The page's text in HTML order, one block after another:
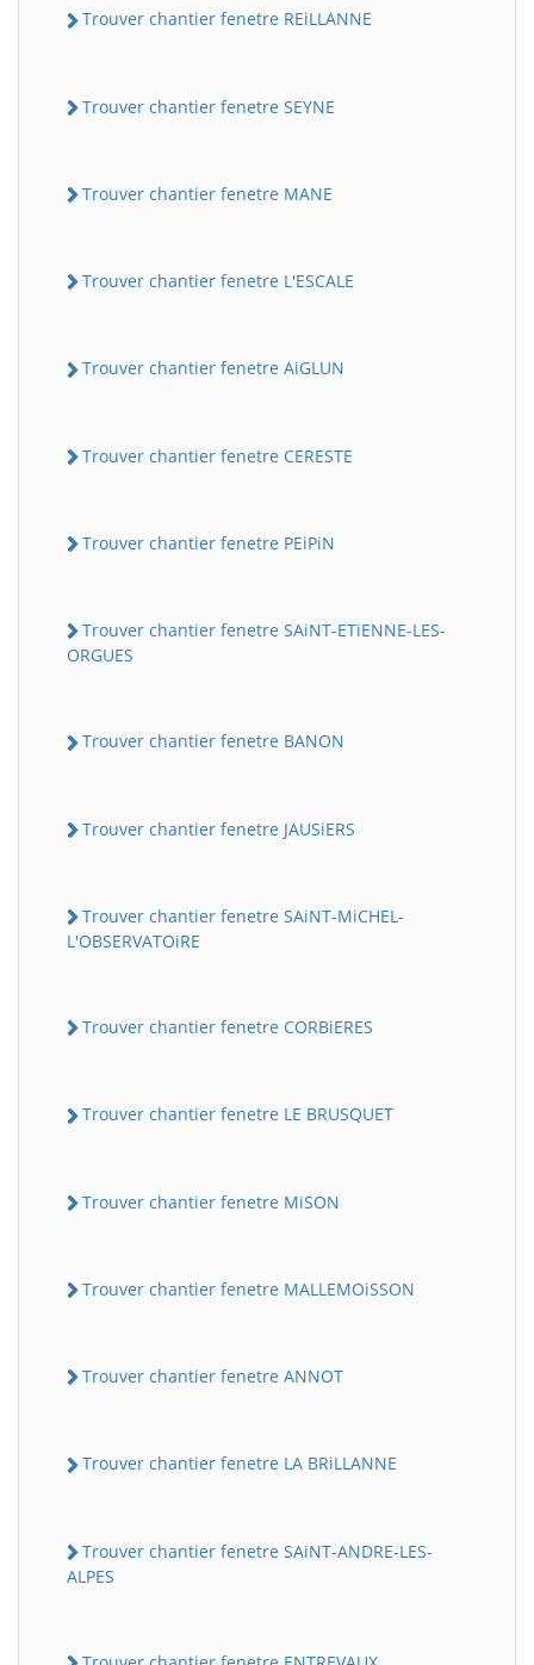
Trouver chantier fenetre REiLLANNE
Trouver chantier fenetre SEYNE
Trouver chantier fenetre MANE
Trouver chantier fenetre L'ESCALE
Trouver chantier fenetre AiGLUN
Trouver chantier fenetre CERESTE
Trouver chantier fenetre PEiPiN
Trouver chantier fenetre SAiNT-ETiENNE-LES-
ORGUES
Trouver chantier fenetre BANON
Trouver chantier fenetre JAUSiERS
Trouver chantier fenetre SAiNT-MiCHEL-
L'OBSERVATOiRE
Trouver chantier fenetre CORBiERES
Trouver chantier fenetre LE BRUSQUET
Trouver chantier fenetre MiSON
Trouver chantier fenetre MALLEMOiSSON
Trouver chantier fenetre ANNOT
Trouver chantier fenetre LA BRiLLANNE
Trouver chantier fenetre SAiNT-ANDRE-LES-
ALPES